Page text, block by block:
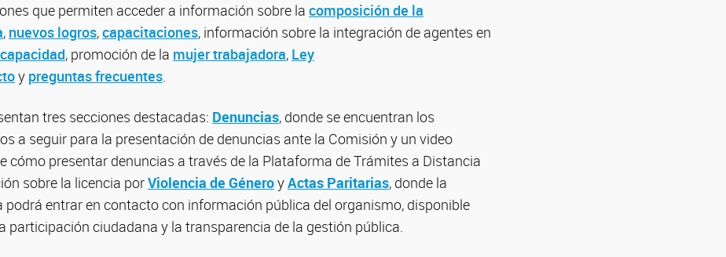
que permiten acceder a información sobre la composición de la
, nuevos logros,capacitaciones, información sobre la integración de agentes en
, promoción de la mujer trabajadora, Ley
y preguntas frecuentes.
tres secciones destacadas: Denuncias, donde se encuentran los
a seguir para la presentación de denuncias ante la Comisión y un video
cómo presentar denuncias a través de la Plataforma de Trámites a Distancia
sobre la licencia porViolencia de GéneroyActas Paritarias, donde la
podrá entrar en contacto con información pública del organismo, disponible
participación ciudadana y la transparencia de la gestión pública.